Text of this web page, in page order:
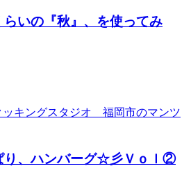
いの『秋』、を使ってみ
り、ハンバーグ☆彡Ｖｏｌ②